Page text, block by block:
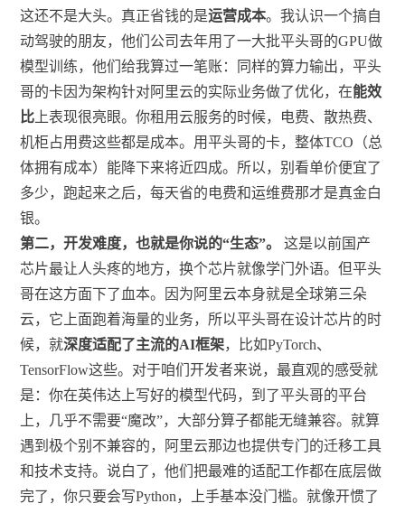
这还不是大头。真正省钱的是运营成本。我认识一个搞自
动驾驶的朋友，他们公司去年用了一大批平头哥的GPU做
模型训练，他们给我算过一笔账：同样的算力输出，平头
哥的卡因为架构针对阿里云的实际业务做了优化，在能效
比 上表现很亮眼。你租用云服务的时候，电费、散热费、
机柜占用费这些都是成本。用平头哥的卡，整体TCO（总
体拥有成本）能降下来将近四成。所以，别看单价便宜了
多少，跑起来之后，每天省的电费和运维费那才是真金白
银。
第二，开发难度，也就是你说的“生态”。
这是以前国产
芯片最让人头疼的地方，换个芯片就像学门外语。但平头
哥在这方面下了血本。因为阿里云本身就是全球第三朵
云，它上面跑着海量的业务，所以平头哥在设计芯片的时
候，就深度适配了主流的AI框架，比如PyTorch、
TensorFlow这些。对于咱们开发者来说，最直观的感受就
是：你在英伟达上写好的模型代码，到了平头哥的平台
上，几乎不需要“魔改”，大部分算子都能无缝兼容。就算
遇到极个别不兼容的，阿里云那边也提供专门的迁移工具
和技术支持。说白了，他们把最难的适配工作都在底层做
完了，你只要会写Python，上手基本没门槛。就像开惯了